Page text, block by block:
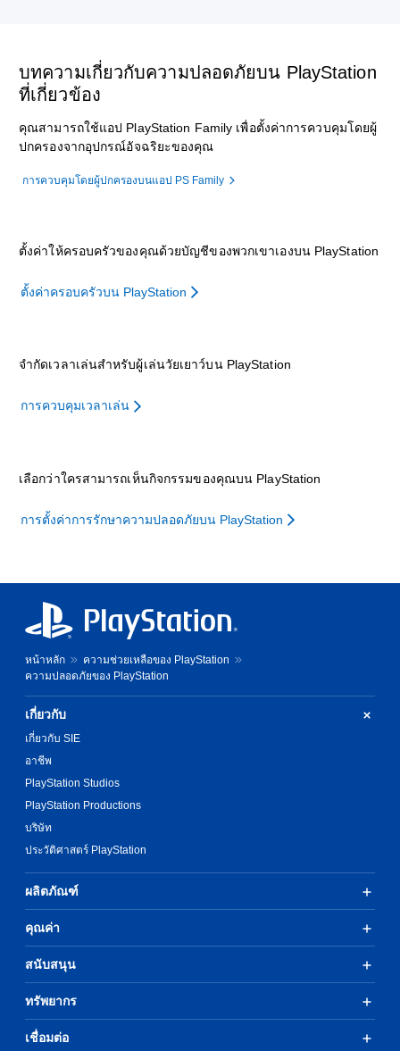
บทความเกี่ยวกับความปลอดภัยบน PlayStation
ที่เกี่ยวข้อง
คุณสามารถใช้แอป PlayStation Family เพื่อตั้งค่าการควบคุมโดยผู้
ปกครองจากอุปกรณ์อัจฉริยะของคุณ
การควบคุมโดยผู้ปกครองบนแอป PS Family
ตั้งค่าให้ครอบครัวของคุณด้วยบัญชีของพวกเขาเองบน PlayStation
ตั้งค่าครอบครัวบน PlayStation
จำกัดเวลาเล่นสำหรับผู้เล่นวัยเยาว์บน PlayStation
การควบคุมเวลาเล่น
เลือกว่าใครสามารถเห็นกิจกรรมของคุณบน PlayStation
การตั้งค่าการรักษาความปลอดภัยบน PlayStation
หน้าหลัก
ความช่วยเหลือของ PlayStation
ความปลอดภัยของ PlayStation
เกี่ยวกับ
เกี่ยวกับ SIE
อาชีพ
PlayStation Studios
PlayStation Productions
บริษัท
ประวัติศาสตร์ PlayStation
ผลิตภัณฑ์
คุณค่า
สนับสนุน
ทรัพยากร
เชื่อมต่อ